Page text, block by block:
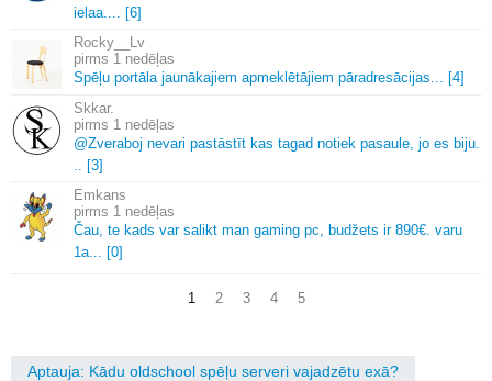
ielaa.
[6]
Rocky__Lv
1 nedēļas
Spēļu portāla jaunākajiem apmeklētājiem pāradresācijas.
[4]
Skkar.
1 nedēļas
@Zveraboj nevari pastāstīt kas tagad notiek pasaule, jo es biju.
[3]
Emkans
1 nedēļas
Čau, te kads var salikt man gaming pc, budžets ir 890€. varu
1a.
[0]
1 2 3 4 5
Aptauja: Kādu oldschool spēļu serveri vajadzētu exā?